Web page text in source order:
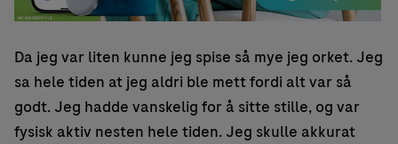
Da jeg var liten kunne jeg spise så mye jeg orket. Jeg
sa hele tiden at jeg aldri ble mett fordi alt var så
godt. Jeg hadde vanskelig for å sitte stille, og var
fysisk aktiv nesten hele tiden. Jeg skulle akkurat